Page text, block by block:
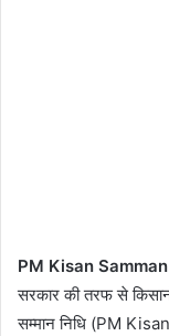
PM Kisan
सरकार की तरफ से
सम्मान निधि (PM